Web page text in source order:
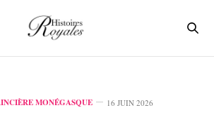
MONÉGASQUE 16 JUIN 2026